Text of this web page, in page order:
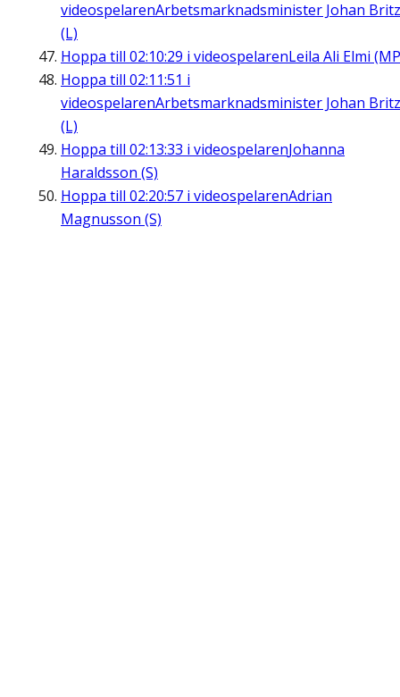
videospelarenArbetsmarknadsminister Johan Britz
(L)
Hoppa till 02:10:29 i videospelarenLeila Ali Elmi
Hoppa till 02:11:51 i
videospelarenArbetsmarknadsminister Johan Britz
(L)
Hoppa till 02:13:33 i videospelarenJohanna
Haraldsson (S)
Hoppa till 02:20:57 i videospelarenAdrian
Magnusson (S)